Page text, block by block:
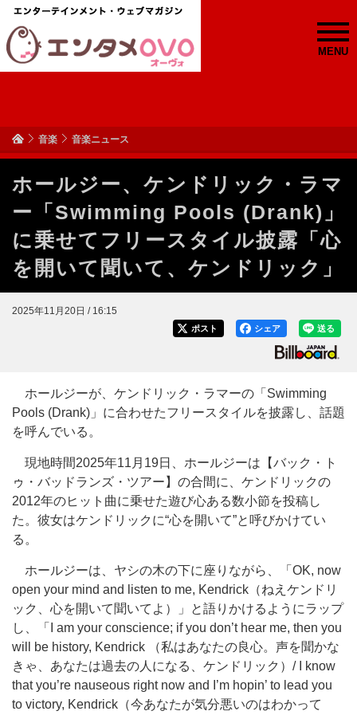
MENU
音楽 音楽ニュース
ホールジー、ケンドリック・ラマ
ー「Swimming Pools (Drank)」
に乗せてフリースタイル披露「心
を開いて聞いて、ケンドリック」
2025年11月20日 / 16:15
送る
シェア
ポスト
ホールジーが、ケンドリック・ラマーの「Swimming
Pools (Drank)」に合わせたフリースタイルを披露し、話題
を呼んでいる。
現地時間2025年11月19日、ホールジーは【バック・ト
ゥ・バッドランズ・ツアー】の合間に、ケンドリックの
2012年のヒット曲に乗せた遊び心ある数小節を投稿し
た。彼女はケンドリックに“心を開いて”と呼びかけてい
る。
ホールジーは、ヤシの木の下に座りながら、「OK, now
open your mind and listen to me, Kendrick（ねえケンドリ
ック、心を開いて聞いてよ）」と語りかけるようにラップ
し、「I am your conscience; if you don’t hear me, then you
will be history, Kendrick （私はあなたの良心。声を聞かな
きゃ、あなたは過去の人になる、ケンドリック）/ I know
that you’re nauseous right now and I’m hopin’ to lead you
to victory, Kendrick（今あなたが気分悪いのはわかって